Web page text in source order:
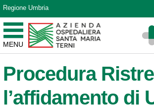
Vai ai contenuti
Vai al menu di navigazione
Vai al footer
Regione Umbria
MENU
Azienda Ospedaliera Santa Maria di Terni
Sito Istituzionale
Procedura
l’affidamento di